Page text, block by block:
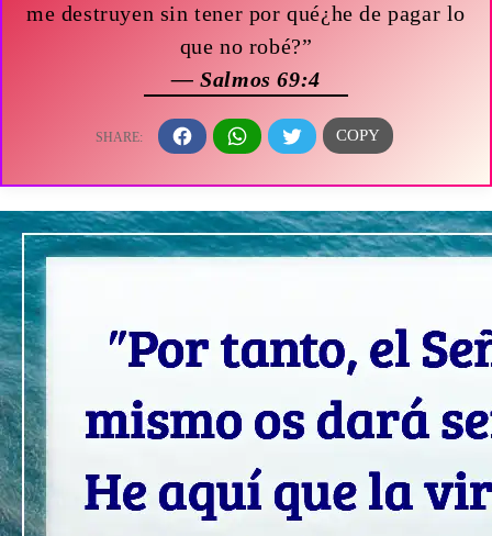
me destruyen sin tener por qué¿he de pagar lo
que no robé?”
— Salmos 69:4